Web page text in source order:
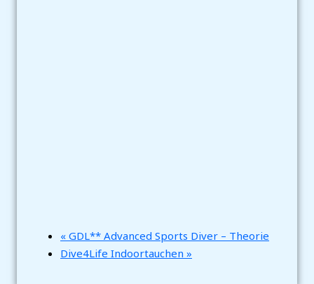
« GDL** Advanced Sports Diver – Theorie
Dive4Life Indoortauchen »